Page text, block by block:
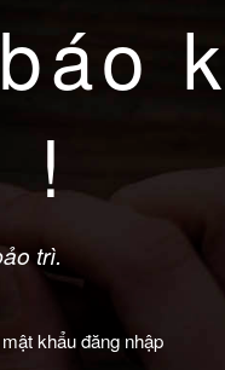
!
trì.
khẩu đăng nhập